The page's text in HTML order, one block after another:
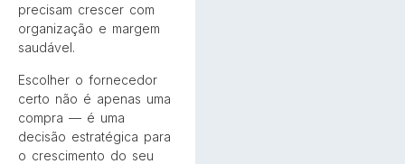
precisam crescer com
organização e margem
saudável.
Escolher o fornecedor
certo não é apenas uma
compra — é uma
decisão estratégica para
o crescimento do seu